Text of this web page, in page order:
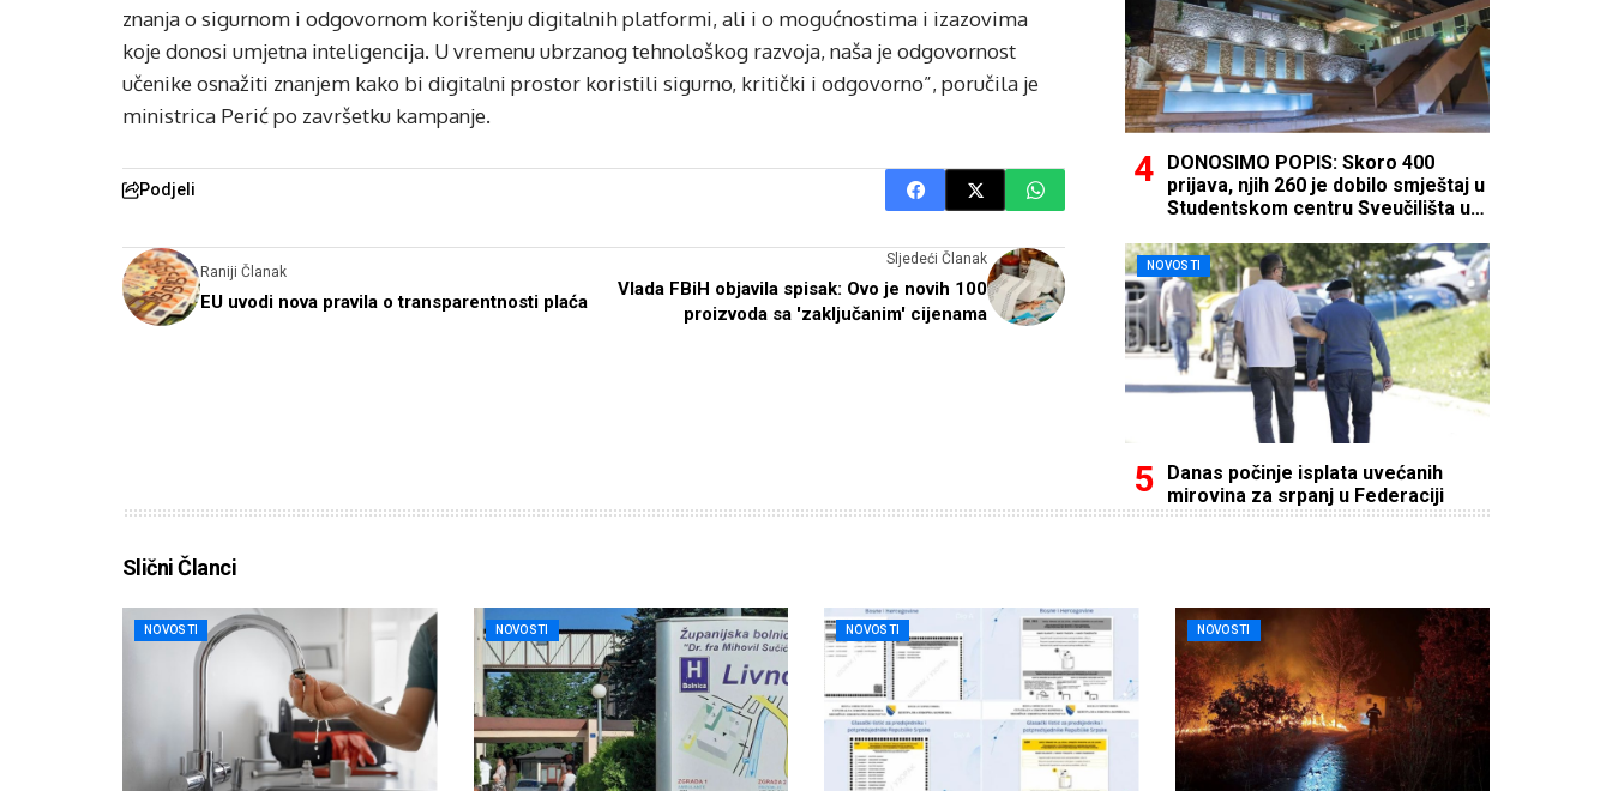
znanja o sigurnom i odgovornom korištenju digitalnih platformi, ali i o mogućnostima i izazovima
koje donosi umjetna inteligencija. U vremenu ubrzanog tehnološkog razvoja, naša je odgovornost
učenike osnažiti znanjem kako bi digitalni prostor koristili sigurno, kritički i odgovorno”, poručila je
ministrica Perić po završetku kampanje.
Podjeli
Raniji Članak
EU uvodi nova pravila o transparentnosti plaća
Sljedeći Članak
Vlada FBiH objavila spisak: Ovo je novih 100
proizvoda sa 'zaključanim' cijenama
DONOSIMO POPIS: Skoro 400
prijava, njih 260 je dobilo smještaj u
Studentskom centru Sveučilišta u
NOVOSTI
Danas počinje isplata uvećanih
mirovina za srpanj u Federaciji
Slični Članci
NOVOSTI NOVOSTI NOVOSTI NOVOSTI